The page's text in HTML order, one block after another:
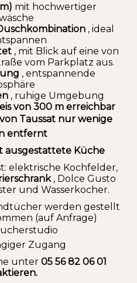
mit hochwertiger
, ideal
, mit Blick auf eine von
vom Parkplatz aus.
, entspannende
, ruhige Umgebung
von 300 m erreichbar
Taussat nur wenige
entfernt
ausgestattete Küche
elektrische Kochfelder,
, Dolce Gusto
und Wasserkocher.
werden gestellt
(auf Anfrage)
Zugang
unter 05 56 82 06 01